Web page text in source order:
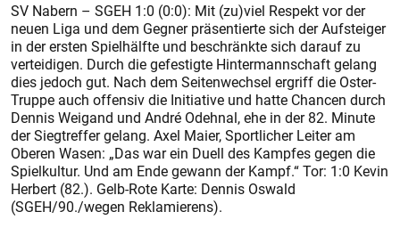
SV Nabern – SGEH 1:0 (0:0): Mit (zu)viel Respekt vor der
neuen Liga und dem Gegner präsentierte sich der Aufsteiger
in der ersten Spielhälfte und beschränkte sich darauf zu
verteidigen. Durch die gefestigte Hintermannschaft gelang
dies jedoch gut. Nach dem Seitenwechsel ergriff die Oster-
Truppe auch offensiv die Initiative und hatte Chancen durch
Dennis Weigand und André Odehnal, ehe in der 82. Minute
der Siegtreffer gelang. Axel Maier, Sportlicher Leiter am
Oberen Wasen: „Das war ein Duell des Kampfes gegen die
Spielkultur. Und am Ende gewann der Kampf.“ Tor: 1:0 Kevin
Herbert (82.). Gelb-Rote Karte: Dennis Oswald
(SGEH/90./wegen Reklamierens).